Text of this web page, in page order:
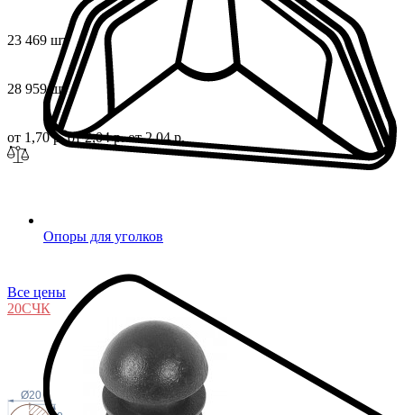
Опоры для уголков
23 469 шт
28 959 шт
от 1,70 р.от 2,04 р.от 2,04 р.
Все цены
20СЧК
Ø20